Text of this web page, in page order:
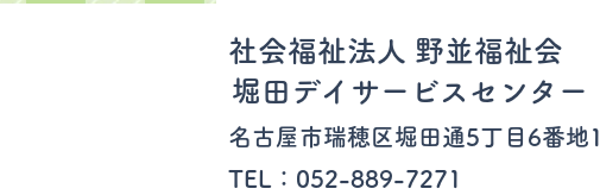
社会福祉法人 野並福祉会
堀田デイサービスセンター
​名古屋市瑞穂区堀田通5丁目6番地1
TEL：052-889-7271